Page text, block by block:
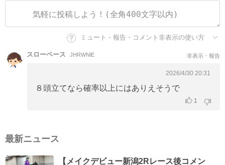
ミュート・報告・コメント非表示の使い方
スローペース JHRWNlE 非表示・報告
2026/4/30 20:31
８頭立てなら確率以上にはありえそうで
1
最新ニュース
【メイクデビュー新潟2Rレース後コメン